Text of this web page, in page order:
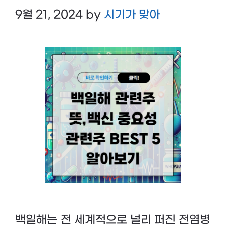
9월 21, 2024 by 시기가 맞아
백일해는 전 세계적으로 널리 퍼진 전염병